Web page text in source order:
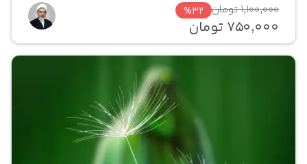
1,100,000 تومان %32
750,000 تومان